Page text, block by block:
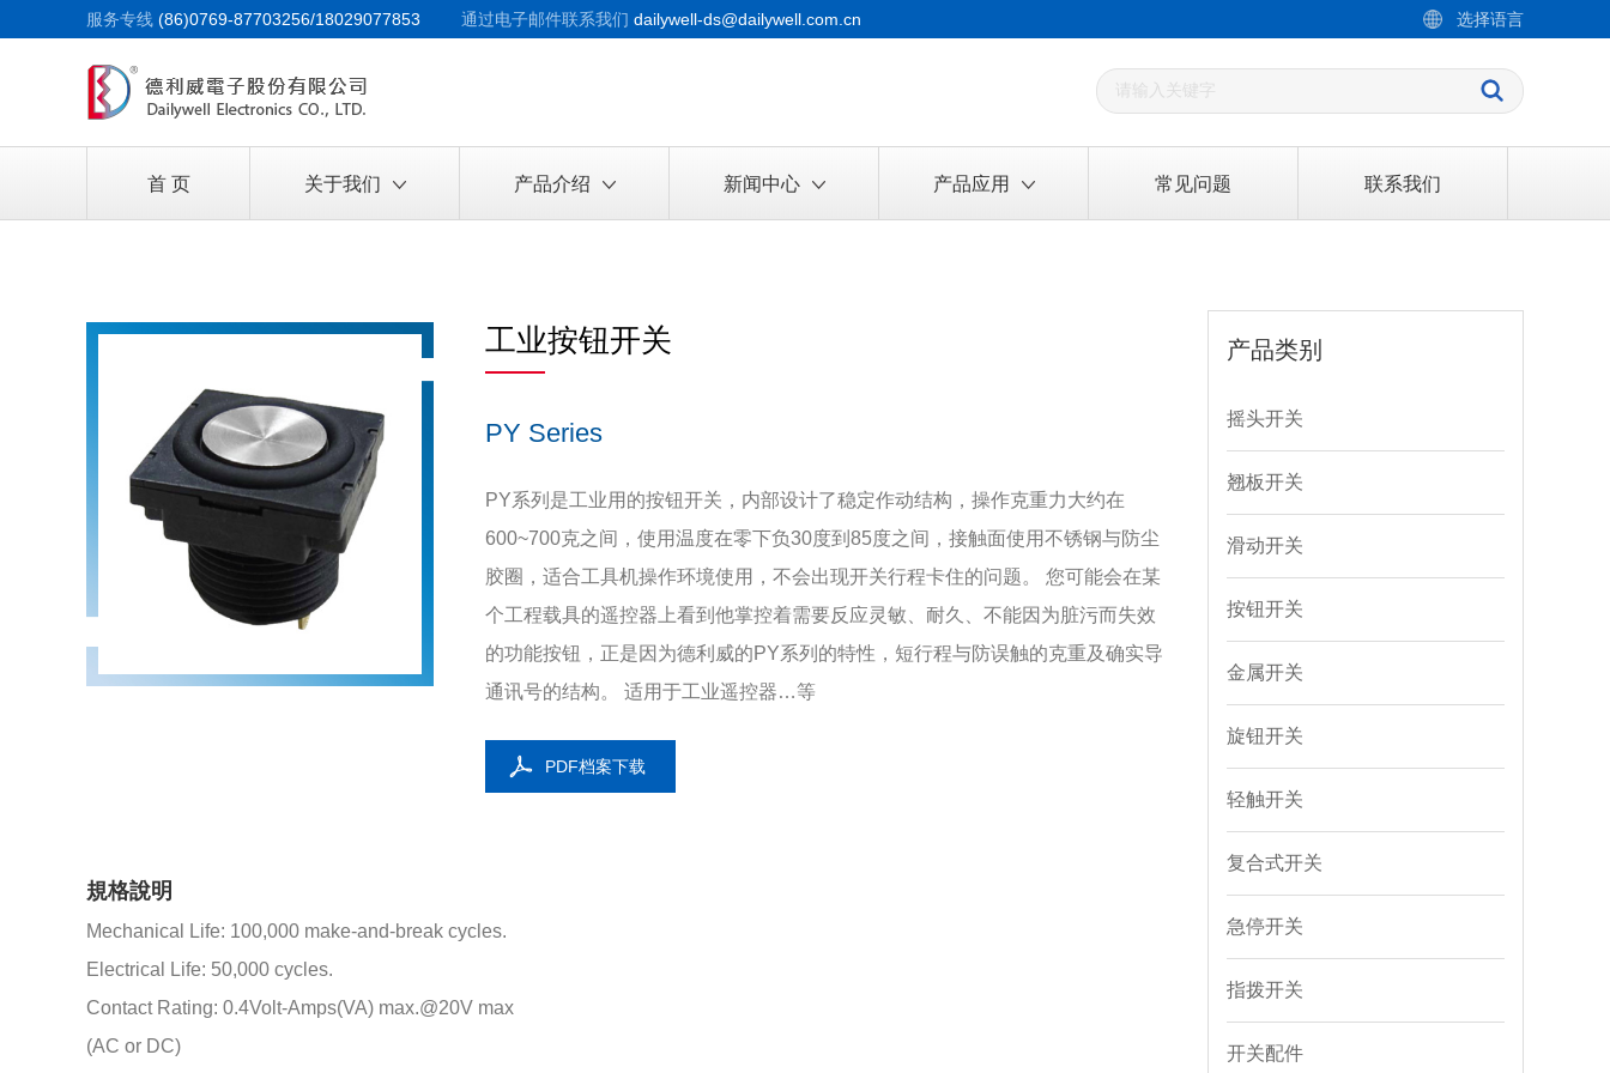
服务专线 (86)0769-87703256/18029077853 通过电子邮件联系我们 dailywell-ds@dailywell.com.cn 选择语言
首 页 关于我们 产品介绍 新闻中心 产品应用 常见问题 联系我们
工业按钮开关
PY Series
PY系列是工业用的按钮开关，内部设计了稳定作动结构，操作克重力大约在
600~700克之间，使用温度在零下负30度到85度之间，接触面使用​​不锈钢与防尘
胶圈，适合工具机操作环境使用，不会出现开关行程卡住的问题。 您可能会在某
个工程载具的遥控器上看到他掌控着需要反应灵敏、耐久、不能因为脏污而失效
的功能按钮，正是因为德利威的PY系列的特性，短行程与防误触的克重及确实导
通讯号的结构。 适用于工业遥控器…等
PDF档案下载
規格說明
Mechanical Life: 100,000 make-and-break cycles.
Electrical Life: 50,000 cycles.
Contact Rating: 0.4Volt-Amps(VA) max.@20V max
(AC or DC)
产品类别
摇头开关
翘板开关
滑动开关
按钮开关
金属开关
旋钮开关
轻触开关
复合式开关
急停开关
指拨开关
开关配件